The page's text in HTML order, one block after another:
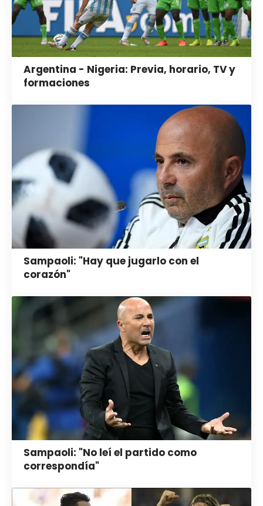
Argentina - Nigeria: Previa, horario, TV y
formaciones
Sampaoli: "Hay que jugarlo con el
corazón"
Sampaoli: "No leí el partido como
correspondía"